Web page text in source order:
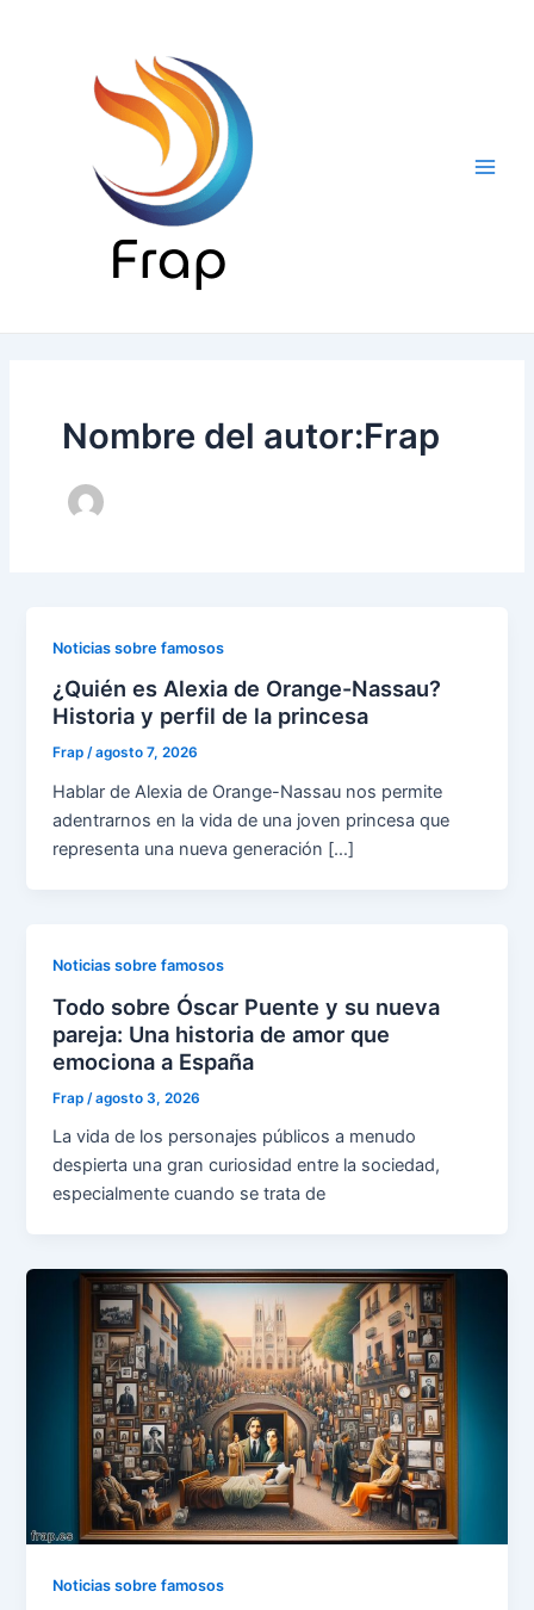
Nombre del autor:Frap
Noticias sobre famosos
¿Quién es Alexia de Orange-Nassau?
Historia y perfil de la princesa
Frap/agosto 7, 2026
Hablar de Alexia de Orange-Nassau nos permite
adentrarnos en la vida de una joven princesa que
representa una nueva generación […]
Noticias sobre famosos
Todo sobre Óscar Puente y su nueva
pareja: Una historia de amor que
emociona a España
Frap /agosto 3, 2026
La vida de los personajes públicos a menudo
despierta una gran curiosidad entre la sociedad,
especialmente cuando se trata de
Noticias sobre famosos